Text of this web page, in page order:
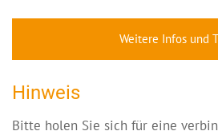
Weitere Infos und
Hinweis
Bitte holen Sie sich für eine